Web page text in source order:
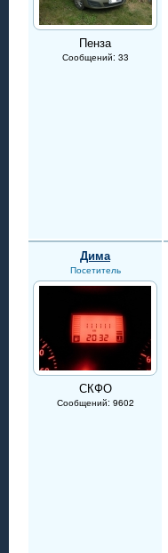
Пенза
Сообщений: 33
Дима
Посетитель
СКФО
Сообщений: 9602